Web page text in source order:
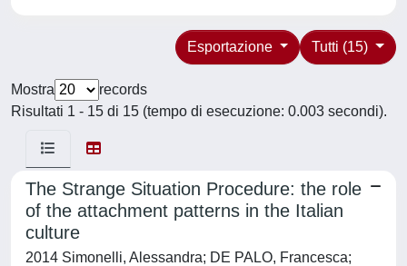
Tutti (15)
Esportazione
Mostra
records
Risultati 1 - 15 di 15 (tempo di esecuzione: 0.003 secondi).
The Strange Situation Procedure: the role
of the attachment patterns in the Italian
culture
2014 Simonelli, Alessandra; DE PALO, Francesca;